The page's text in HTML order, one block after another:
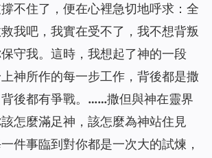
不住了，便在心裡急切地呼求：全
我吧，我實在受不了，我不想背叛
守我。這時，我想起了神的一段
神所作的每一步工作，背後都是撒
後都有爭戰。……撒但與神在靈界
怎麼滿足神，該怎麼為神站住見
件事臨到對你都是一次大的試煉，